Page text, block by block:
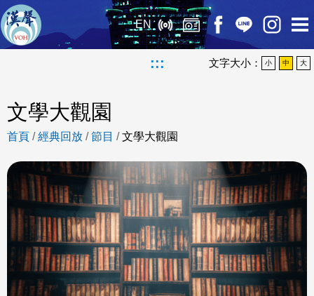
EN
::: 文字大小： 小 中 大
文學大觀園
首頁 /經典回放 /節目 /文學大觀園